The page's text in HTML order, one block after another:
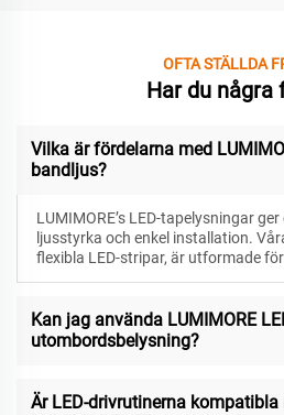
OFTA STÄLLDA
Har du några
Vilka är fördelarna med
bandljus?
LUMIMORE’s LED-tapelysningar
ljusstyrka och enkel installation.
flexibla LED-stripar, är utformade
Kan jag använda LUMIMORE
utombordsbelysning?
Är LED-drivrutinerna kompatibla